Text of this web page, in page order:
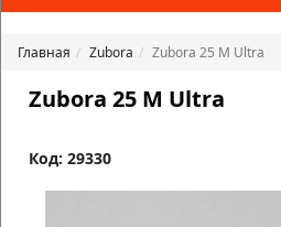
Главная Zubora Zubora 25 M Ultra
Zubora 25 M Ultra
Код: 29330